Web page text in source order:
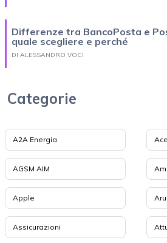
Differenze tra BancoPosta e
quale scegliere e perché
DI ALESSANDRO VOCI
Categorie
A2A Energia
AGSM AIM
Apple
Assicurazioni